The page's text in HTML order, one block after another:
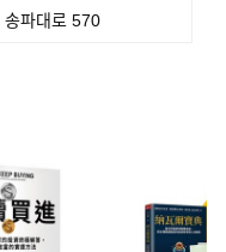
송파대로 570